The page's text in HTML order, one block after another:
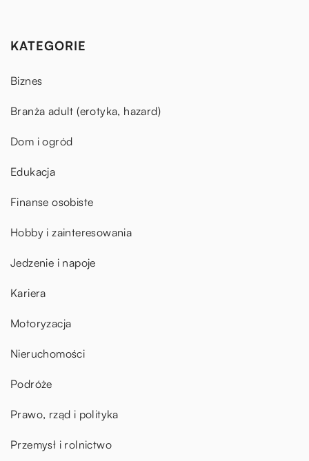
KATEGORIE
Biznes
Branża adult (erotyka, hazard)
Dom i ogród
Edukacja
Finanse osobiste
Hobby i zainteresowania
Jedzenie i napoje
Kariera
Motoryzacja
Nieruchomości
Podróże
Prawo, rząd i polityka
Przemysł i rolnictwo